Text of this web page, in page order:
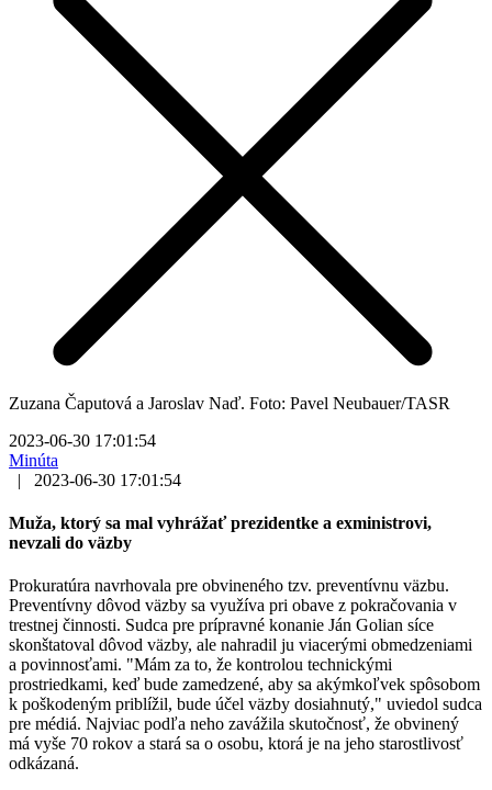
Zuzana Čaputová a Jaroslav Naď. Foto: Pavel Neubauer/TASR
2023-06-30 17:01:54
Minúta
|
2023-06-30 17:01:54
Muža, ktorý sa mal vyhrážať prezidentke a exministrovi,
nevzali do väzby
Prokuratúra navrhovala pre obvineného tzv. preventívnu väzbu.
Preventívny dôvod väzby sa využíva pri obave z pokračovania v
trestnej činnosti. Sudca pre prípravné konanie Ján Golian síce
skonštatoval dôvod väzby, ale nahradil ju viacerými obmedzeniami
a povinnosťami. "Mám za to, že kontrolou technickými
prostriedkami, keď bude zamedzené, aby sa akýmkoľvek spôsobom
k poškodeným priblížil, bude účel väzby dosiahnutý," uviedol sudca
pre médiá. Najviac podľa neho zavážila skutočnosť, že obvinený
má vyše 70 rokov a stará sa o osobu, ktorá je na jeho starostlivosť
odkázaná.